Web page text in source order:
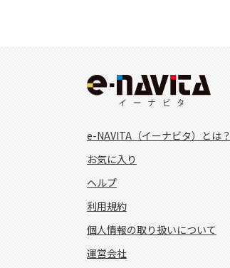
e-NAVITA（イーナビタ）とは？
お気に入り
ヘルプ
利用規約
個人情報の取り扱いについて
運営会社